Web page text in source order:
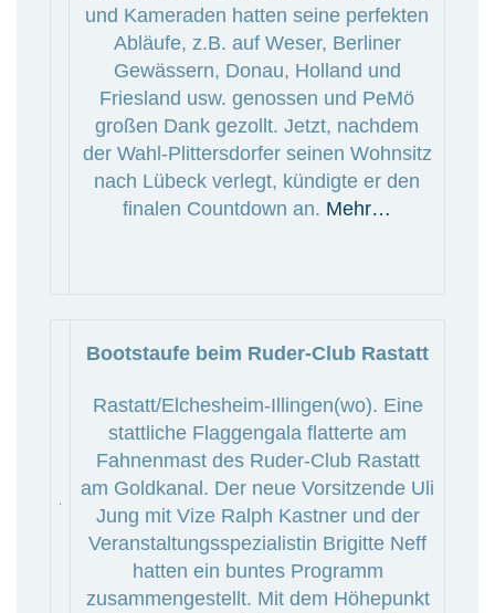
und Kameraden hatten seine perfekten
Abläufe, z.B. auf Weser, Berliner
Gewässern, Donau, Holland und
Friesland usw. genossen und PeMö
großen Dank gezollt. Jetzt, nachdem
der Wahl-Plittersdorfer seinen Wohnsitz
nach Lübeck verlegt, kündigte er den
finalen Countdown an. Mehr…
Bootstaufe beim Ruder-Club Rastatt
Rastatt/Elchesheim-Illingen(wo). Eine
stattliche Flaggengala flatterte am
Fahnenmast des Ruder-Club Rastatt
am Goldkanal. Der neue Vorsitzende Uli
Jung mit Vize Ralph Kastner und der
Veranstaltungsspezialistin Brigitte Neff
hatten ein buntes Programm
zusammengestellt. Mit dem Höhepunkt